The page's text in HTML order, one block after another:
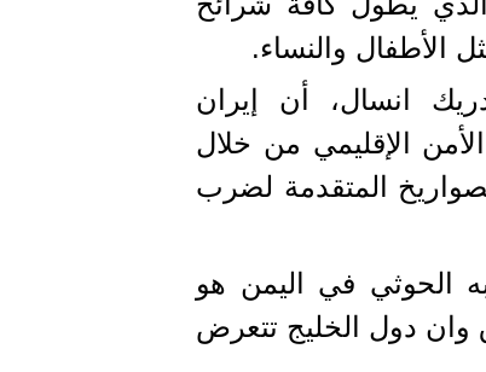
الأطفال والنساء.
انسال، أن إيران
الإقليمي من خلال
المتقدمة لضرب
الحوثي في اليمن هو
وان دول الخليج تتعرض